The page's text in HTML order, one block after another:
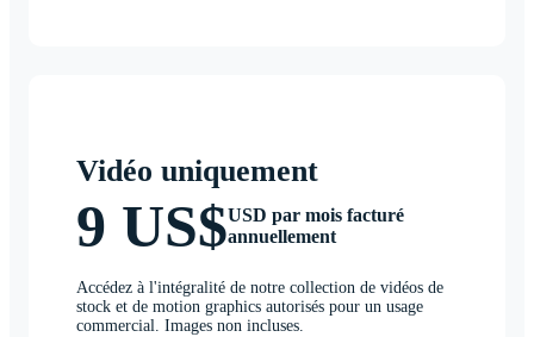
Vidéo uniquement
9 US$USD par mois facturé
annuellement
Accédez à l'intégralité de notre collection de vidéos de
stock et de motion graphics autorisés pour un usage
commercial. Images non incluses.